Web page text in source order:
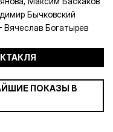
Бычковский
Богатырев
ПОКАЗЫ В